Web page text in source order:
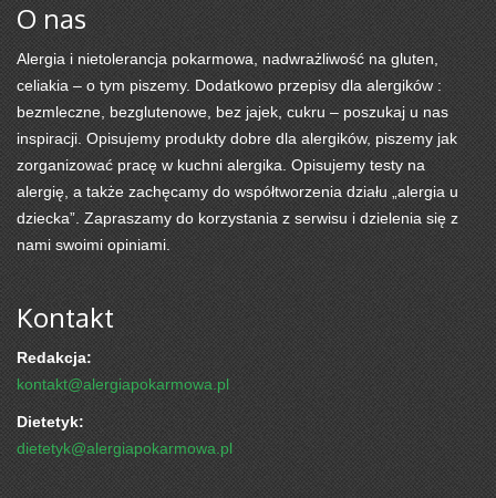
O nas
Alergia i nietolerancja pokarmowa, nadwrażliwość na gluten,
celiakia – o tym piszemy. Dodatkowo przepisy dla alergików :
bezmleczne, bezglutenowe, bez jajek, cukru – poszukaj u nas
inspiracji. Opisujemy produkty dobre dla alergików, piszemy jak
zorganizować pracę w kuchni alergika. Opisujemy testy na
alergię, a także zachęcamy do współtworzenia działu „alergia u
dziecka”. Zapraszamy do korzystania z serwisu i dzielenia się z
nami swoimi opiniami.
Kontakt
Redakcja:
kontakt@alergiapokarmowa.pl
Dietetyk:
dietetyk@alergiapokarmowa.pl